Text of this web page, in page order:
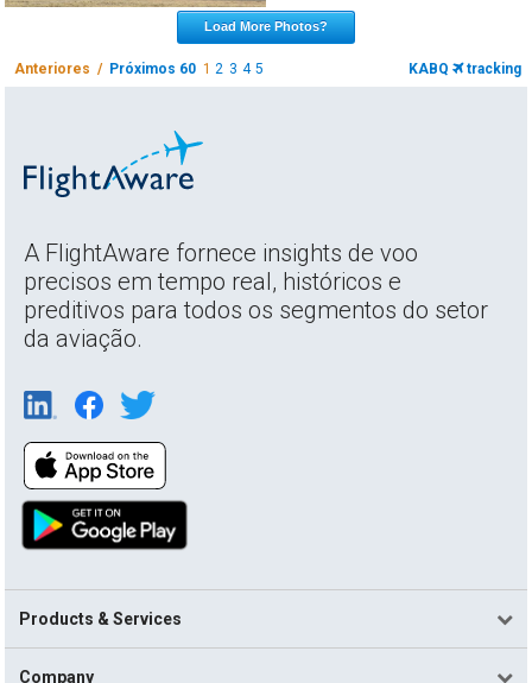
Load More Photos?
Anteriores / Próximos 60 12 3 4 5 KABQ tracking
A FlightAware fornece insights de voo
precisos em tempo real, históricos e
preditivos para todos os segmentos do setor
da aviação.
Products & Services
Company